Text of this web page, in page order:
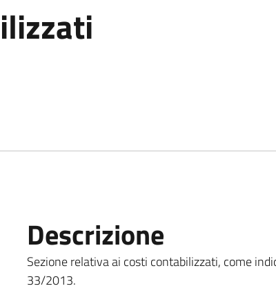
Descrizione
Sezione relativa ai costi contabilizzati, come
33/2013.